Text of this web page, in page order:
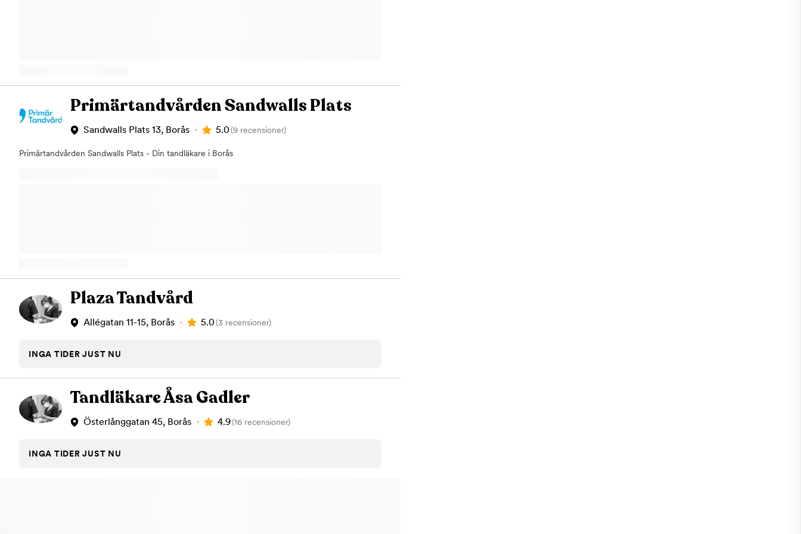
Primärtandvården Sandwalls Plats
Sandwalls Plats 13, Borås 5.0(9 recensioner)
Primärtandvården Sandwalls Plats - Din tandläkare i Borås
Plaza Tandvård
Allégatan 11-15, Borås 5.0(3 recensioner)
INGA TIDER JUST NU
Tandläkare Åsa Gadler
Österlånggatan 45, Borås 4.9(16 recensioner)
INGA TIDER JUST NU